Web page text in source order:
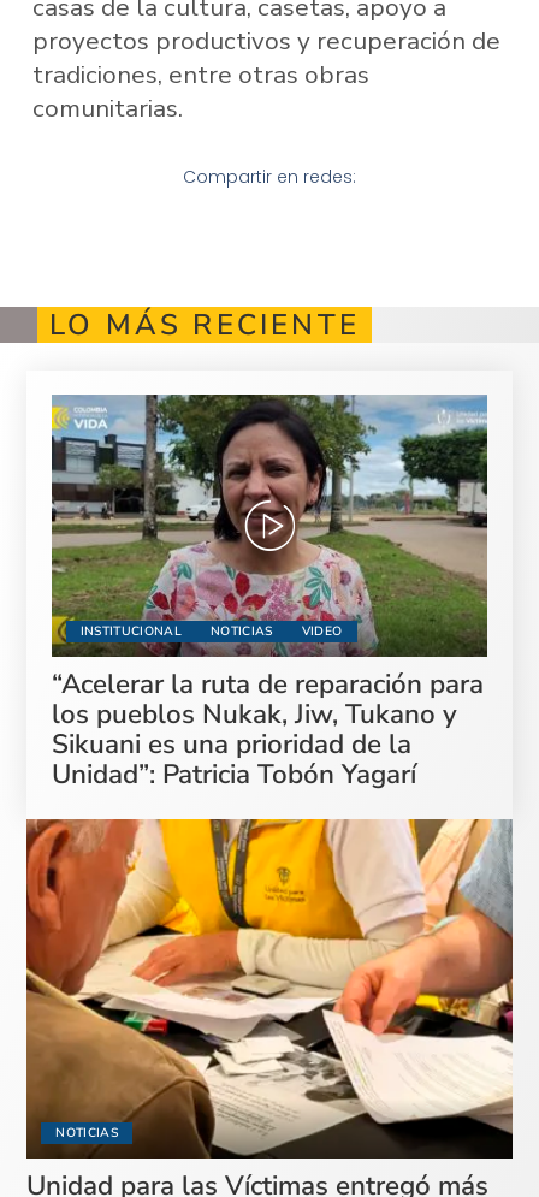
casas de la cultura, casetas, apoyo a
proyectos productivos y recuperación de
tradiciones, entre otras obras
comunitarias.
Compartir en redes:
LO MÁS RECIENTE
INSTITUCIONAL NOTICIAS VIDEO
“Acelerar la ruta de reparación para
los pueblos Nukak, Jiw, Tukano y
Sikuani es una prioridad de la
Unidad”: Patricia Tobón Yagarí
NOTICIAS
Unidad para las Víctimas entregó más